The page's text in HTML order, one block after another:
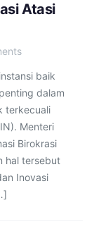
Atasi
baik
dalam
terkecuali
Menteri
Birokrasi
hal tersebut
Inovasi